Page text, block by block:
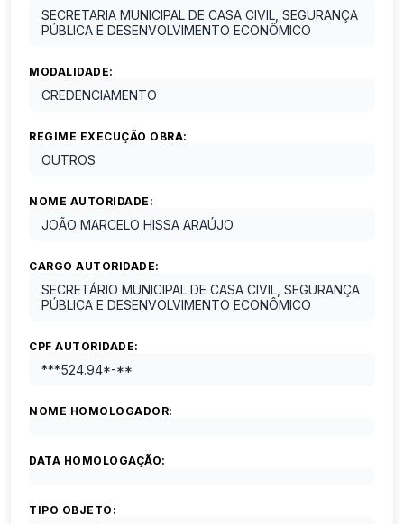
SECRETARIA MUNICIPAL DE CASA CIVIL, SEGURANÇA
PÚBLICA E DESENVOLVIMENTO ECONÔMICO
MODALIDADE:
CREDENCIAMENTO
REGIME EXECUÇÃO OBRA:
OUTROS
NOME AUTORIDADE:
JOÃO MARCELO HISSA ARAÚJO
CARGO AUTORIDADE:
SECRETÁRIO MUNICIPAL DE CASA CIVIL, SEGURANÇA
PÚBLICA E DESENVOLVIMENTO ECONÔMICO
CPF AUTORIDADE:
***.524.94*-**
NOME HOMOLOGADOR:
DATA HOMOLOGAÇÃO:
TIPO OBJETO: